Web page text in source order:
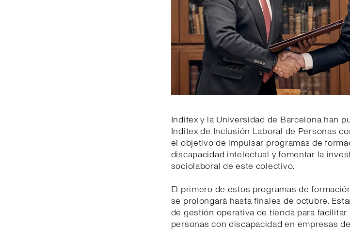
Inditex y la Universidad de Barcelona han
Inditex de Inclusión Laboral de Personas
el objetivo de impulsar programas de
discapacidad intelectual y fomentar la
sociolaboral de este colectivo.
El primero de estos programas de
se prolongará hasta finales de octubre.
de gestión operativa de tienda para
personas con discapacidad en empresas